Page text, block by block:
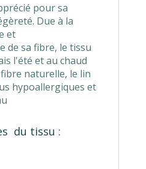
pour sa
Due à la
et
de sa fibre, le tissu
l'été et au chaud
naturelle, le lin
hypoallergiques et
du tissu :